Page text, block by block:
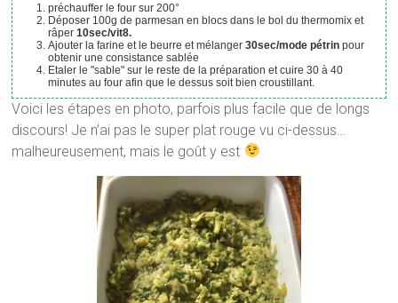
préchauffer le four sur 200°
Déposer 100g de parmesan en blocs dans le bol du thermomix et
râper10sec/vit8.
Ajouter la farine et le beurre et mélanger30sec/mode pétrinpour
obtenir une consistance sablée
Etaler le "sable" sur le reste de la préparation et cuire 30 à 40
minutes au four afin que le dessus soit bien croustillant.
Voici les étapes en photo, parfois plus facile que de longs
discours! Je n’ai pas le super plat rouge vu ci-dessus…
malheureusement, mais le goût y est